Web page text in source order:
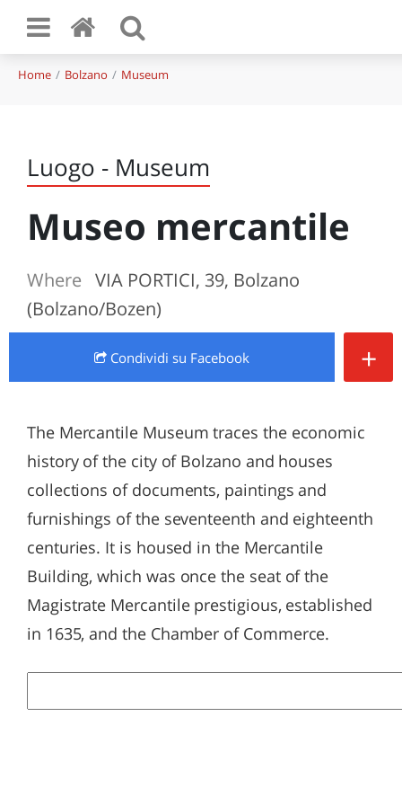
Home Bolzano Museum
Luogo - Museum
Museo mercantile
Where VIA PORTICI, 39, Bolzano
(Bolzano/Bozen)
Condividi su Facebook +
The Mercantile Museum traces the economic
history of the city of Bolzano and houses
collections of documents, paintings and
furnishings of the seventeenth and eighteenth
centuries. It is housed in the Mercantile
Building, which was once the seat of the
Magistrate Mercantile prestigious, established
in 1635, and the Chamber of Commerce.